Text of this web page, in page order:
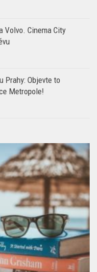
Volvo. Cinema City
Prahy: Objevte to
Metropole!